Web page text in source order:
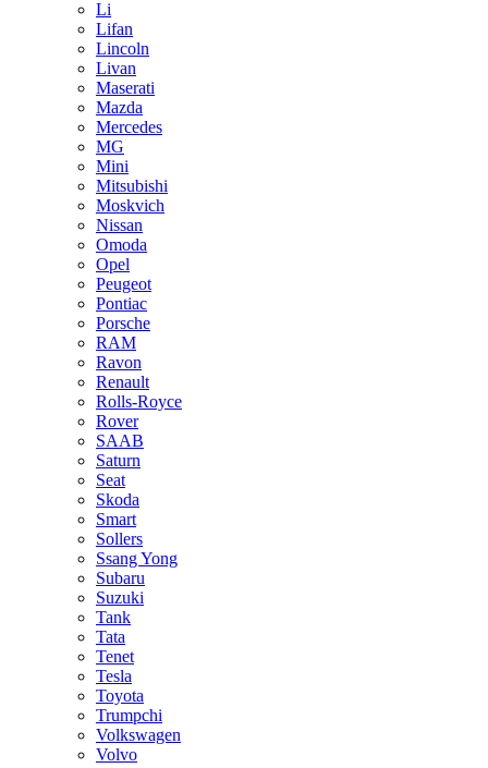
Li
Lifan
Lincoln
Livan
Maserati
Mazda
Mercedes
MG
Mini
Mitsubishi
Moskvich
Nissan
Omoda
Opel
Peugeot
Pontiac
Porsche
RAM
Ravon
Renault
Rolls-Royce
Rover
SAAB
Saturn
Seat
Skoda
Smart
Sollers
Ssang Yong
Subaru
Suzuki
Tank
Tata
Tenet
Tesla
Toyota
Trumpchi
Volkswagen
Volvo